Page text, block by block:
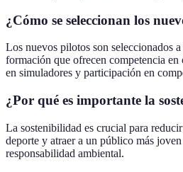
¿Cómo se seleccionan los
Los nuevos pilotos son seleccionados
formación que ofrecen competencia en
en simuladores y participación en
¿Por qué es importante la
La sostenibilidad es crucial para
deporte y atraer a un público más
responsabilidad ambiental.